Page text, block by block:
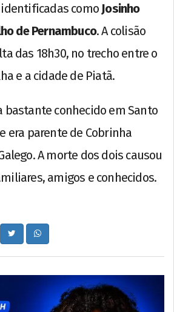
como Josinho
de Pernambuco. A colisão
das 18h30, no trecho entre o
e a cidade de Piatã.
bastante conhecido em Santo
era parente de Cobrinha
A morte dos dois causou
amigos e conhecidos.